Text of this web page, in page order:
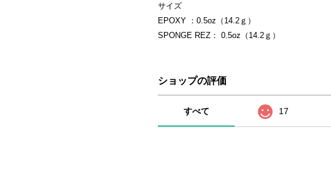
サイズ
EPOXY ：0.5oz（14.2ｇ）
SPONGE REZ： 0.5oz（14.2ｇ）
ショップの評価
すべて 17